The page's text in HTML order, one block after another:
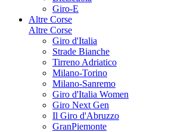
Giro-E
Altre Corse
Altre Corse
Giro d'Italia
Strade Bianche
Tirreno Adriatico
Milano-Torino
Milano-Sanremo
Giro d'Italia Women
Giro Next Gen
Il Giro d'Abruzzo
GranPiemonte